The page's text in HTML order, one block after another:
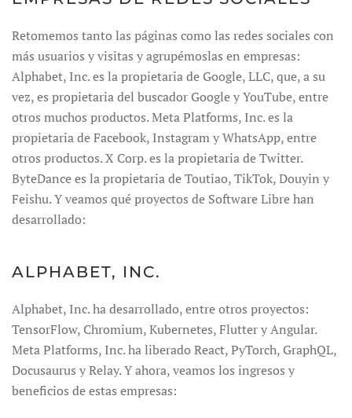
Retomemos tanto las páginas como las redes sociales con
más usuarios y visitas y agrupémoslas en empresas:
Alphabet, Inc. es la propietaria de Google, LLC, que, a su
vez, es propietaria del buscador Google y YouTube, entre
otros muchos productos. Meta Platforms, Inc. es la
propietaria de Facebook, Instagram y WhatsApp, entre
otros productos. X Corp. es la propietaria de Twitter.
ByteDance es la propietaria de Toutiao, TikTok, Douyin y
Feishu. Y veamos qué proyectos de Software Libre han
desarrollado:
ALPHABET, INC.
Alphabet, Inc. ha desarrollado, entre otros proyectos:
TensorFlow, Chromium, Kubernetes, Flutter y Angular.
Meta Platforms, Inc. ha liberado React, PyTorch, GraphQL,
Docusaurus y Relay. Y ahora, veamos los ingresos y
beneficios de estas empresas: